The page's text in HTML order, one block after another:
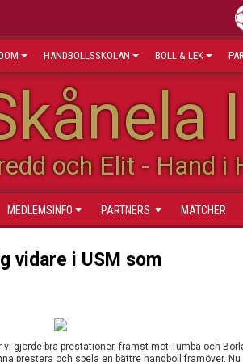
HANDBOLLSSKOLAN BOLL & LEK
och Elit - Hand i
MEDLEMSINFO PARTNERS MATCHER
vidare i USM som
gjorde bra prestationer, främst mot Tumba och
prestera och spela en bättre handboll framöver. Nu